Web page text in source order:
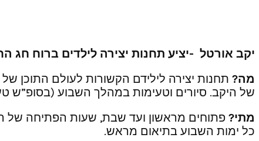
יקב אורטל -יציע תחנות יצירה לילדים ברוח חג
מה? תחנות יצירה לילידם הקשורות לעולם התוכן
של היקב. סיורים וטעימות במהלך השבוע (בסופ”ש
מתי?
כל ימות השבוע בתיאום מראש.